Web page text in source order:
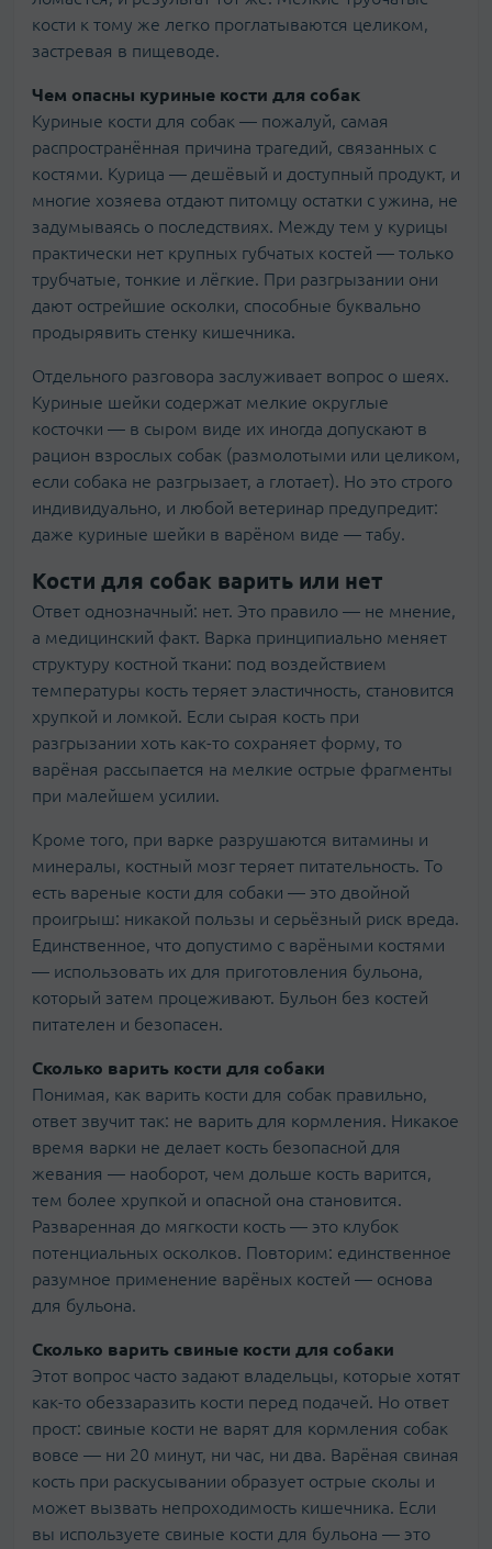
кости к тому же легко проглатываются целиком,
застревая в пищеводе.
Чем опасны куриные кости для собак
Куриные кости для собак — пожалуй, самая
распространённая причина трагедий, связанных с
костями. Курица — дешёвый и доступный продукт, и
многие хозяева отдают питомцу остатки с ужина, не
задумываясь о последствиях. Между тем у курицы
практически нет крупных губчатых костей — только
трубчатые, тонкие и лёгкие. При разгрызании они
дают острейшие осколки, способные буквально
продырявить стенку кишечника.
Отдельного разговора заслуживает вопрос о шеях.
Куриные шейки содержат мелкие округлые
косточки — в сыром виде их иногда допускают в
рацион взрослых собак (размолотыми или целиком,
если собака не разгрызает, а глотает). Но это строго
индивидуально, и любой ветеринар предупредит:
даже куриные шейки в варёном виде — табу.
Кости для собак варить или нет
Ответ однозначный: нет. Это правило — не мнение,
а медицинский факт. Варка принципиально меняет
структуру костной ткани: под воздействием
температуры кость теряет эластичность, становится
хрупкой и ломкой. Если сырая кость при
разгрызании хоть как-то сохраняет форму, то
варёная рассыпается на мелкие острые фрагменты
при малейшем усилии.
Кроме того, при варке разрушаются витамины и
минералы, костный мозг теряет питательность. То
есть вареные кости для собаки — это двойной
проигрыш: никакой пользы и серьёзный риск вреда.
Единственное, что допустимо с варёными костями
— использовать их для приготовления бульона,
который затем процеживают. Бульон без костей
питателен и безопасен.
Сколько варить кости для собаки
Понимая, как варить кости для собак правильно,
ответ звучит так: не варить для кормления. Никакое
время варки не делает кость безопасной для
жевания — наоборот, чем дольше кость варится,
тем более хрупкой и опасной она становится.
Разваренная до мягкости кость — это клубок
потенциальных осколков. Повторим: единственное
разумное применение варёных костей — основа
для бульона.
Сколько варить свиные кости для собаки
Этот вопрос часто задают владельцы, которые хотят
как-то обеззаразить кости перед подачей. Но ответ
прост: свиные кости не варят для кормления собак
вовсе — ни 20 минут, ни час, ни два. Варёная свиная
кость при раскусывании образует острые сколы и
может вызвать непроходимость кишечника. Если
вы используете свиные кости для бульона — это